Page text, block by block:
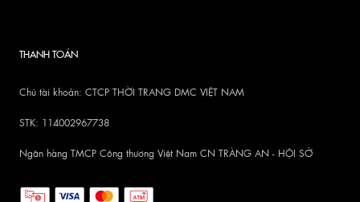
THANH TOÁN
Chủ tài khoản: CTCP THỜI TRANG DMC VIỆT NAM
STK: 114002967738
Ngân hàng TMCP Công thương Việt Nam CN TRÀNG AN - HỘI SỞ